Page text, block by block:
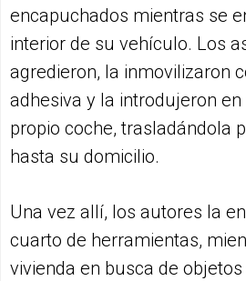
encapuchados mientras se
interior de su vehículo. Los
agredieron, la inmovilizaron
adhesiva y la introdujeron
propio coche, trasladándola
hasta su domicilio.
Una vez allí, los autores la
cuarto de herramientas,
vivienda en busca de objetos